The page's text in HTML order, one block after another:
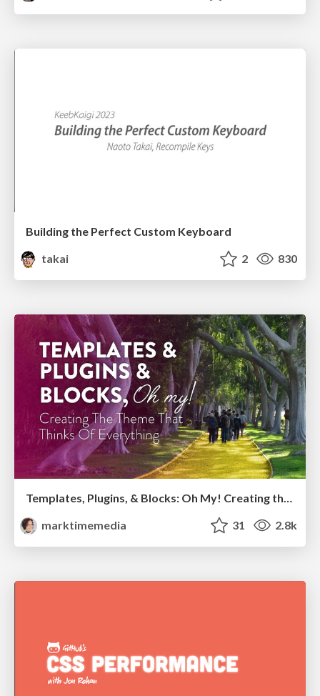
Building the Perfect Custom Keyboard
takai
2 830
marktimemedia
31 2.8k